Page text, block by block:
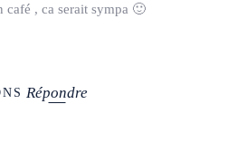
café , ca serait sympa 🙂
Répondre